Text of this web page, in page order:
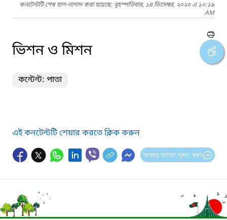
কনটেন্টটি শেষ হাল-নাগাদ করা হয়েছে: বৃহস্পতিবার, ১৪ ডিসেম্বর, ২০২৩ এ ১০:১৯
AM
ভিশন ও মিশন
কন্টেন্ট: পাতা
এই কনটেন্টটি শেয়ার করতে ক্লিক করুন
আপনার মতামত প্রদান করুন